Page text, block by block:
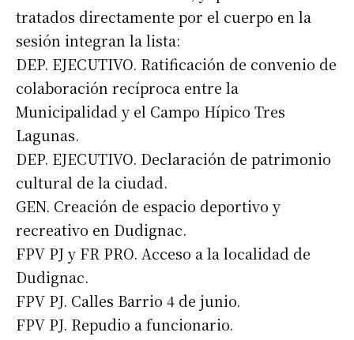
Suscribirme gratis
tratados directamente por el cuerpo en la
sesión integran la lista:
DEP. EJECUTIVO. Ratificación de convenio de
colaboración recíproca entre la
Municipalidad y el Campo Hípico Tres
Lagunas.
DEP. EJECUTIVO. Declaración de patrimonio
cultural de la ciudad.
GEN. Creación de espacio deportivo y
recreativo en Dudignac.
FPV PJ y FR PRO. Acceso a la localidad de
Dudignac.
FPV PJ. Calles Barrio 4 de junio.
FPV PJ. Repudio a funcionario.